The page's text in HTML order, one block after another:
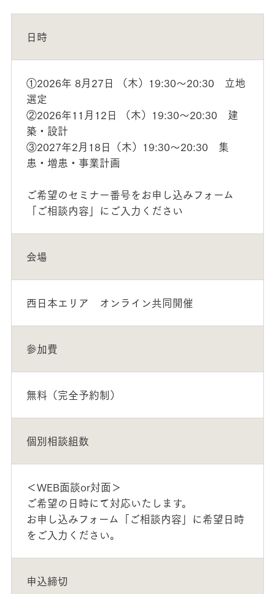
日時
①2026年 8月27日 （木）19:30～20:30 立地
選定
②2026年11月12日 （木）19:30～20:30 建
築・設計
③2027年2月18日（木）19:30～20:30 集
患・増患・事業計画
ご希望のセミナー番号をお申し込みフォーム
「ご相談内容」にご入力ください
会場
西日本エリア オンライン共同開催
参加費
無料（完全予約制）
個別相談組数
＜WEB面談or対面＞
ご希望の日時にて対応いたします。
お申し込みフォーム「ご相談内容」に希望日時
をご入力ください。
申込締切